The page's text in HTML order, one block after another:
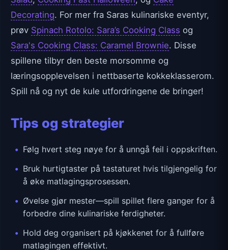
Decorating. For mer fra Saras kulinariske eventyr,
prøv Spinach Rotolo: Sara’s Cooking Class og
Sara's Cooking Class: Caramel Brownie. Disse
spillene tilbyr den beste morsomme og
læringsopplevelsen i nettbaserte kokkeklasserom.
Spill nå og nyt de kule utfordringene de bringer!
Tips og strategier
Følg hvert steg nøye for å unngå feil i oppskriften.
Bruk hurtigtaster på tastaturet hvis tilgjengelig for
å øke matlagingsprosessen.
Øvelse gjør mester—spill spillet flere ganger for å
forbedre dine kulinariske ferdigheter.
Hold deg organisert på kjøkkenet for å fullføre
matlagingen effektivt.